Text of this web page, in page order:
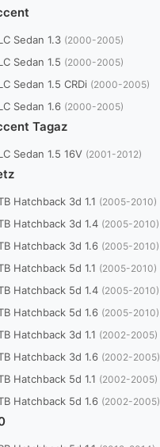
Sedan 1.3 (2000-2005)
Sedan 1.5 (2000-2005)
Sedan 1.5 CRDi (2000-2005)
Sedan 1.6 (2000-2005)
Tagaz
Sedan 1.5 16V (2001-2012)
Hatchback 3d 1.1 (2005-2010)
Hatchback 3d 1.4 (2005-2010)
Hatchback 3d 1.6 (2005-2010)
Hatchback 5d 1.1 (2005-2010)
Hatchback 5d 1.4 (2005-2010)
Hatchback 5d 1.6 (2005-2010)
Hatchback 3d 1.1 (2002-2005)
Hatchback 3d 1.6 (2002-2005)
Hatchback 5d 1.1 (2002-2005)
Hatchback 5d 1.6 (2002-2005)